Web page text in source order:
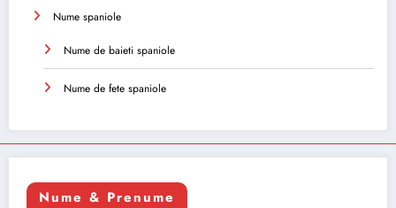
Nume spaniole
Nume de baieti spaniole
Nume de fete spaniole
Nume & Prenume